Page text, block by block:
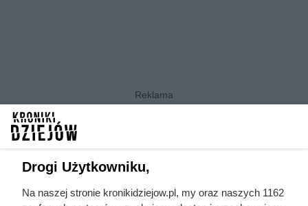
Przyczyna wybuchu konfliktu
Wojna polsko-czeska o Śląsk – przebieg
Drogi Użytkowniku,
Na naszej stronie kronikidziejow.pl, my oraz naszych 1162